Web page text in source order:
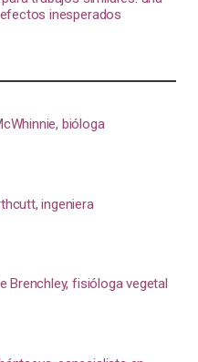
inesperados
bióloga
ingeniera
Brenchley, fisióloga vegetal